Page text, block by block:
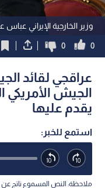
وزير الخارجية الإيراني عباس
0
0
عراقجي لقائد
الجيش الأمريكي
يقدم عليها
استمع للخبر:
ملاحظة: النص المسموع ناتج عن